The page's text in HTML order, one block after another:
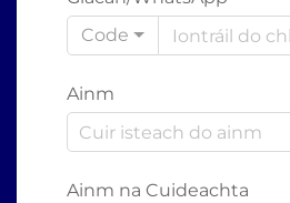
Code
Ainm
Ainm na Cuideachta